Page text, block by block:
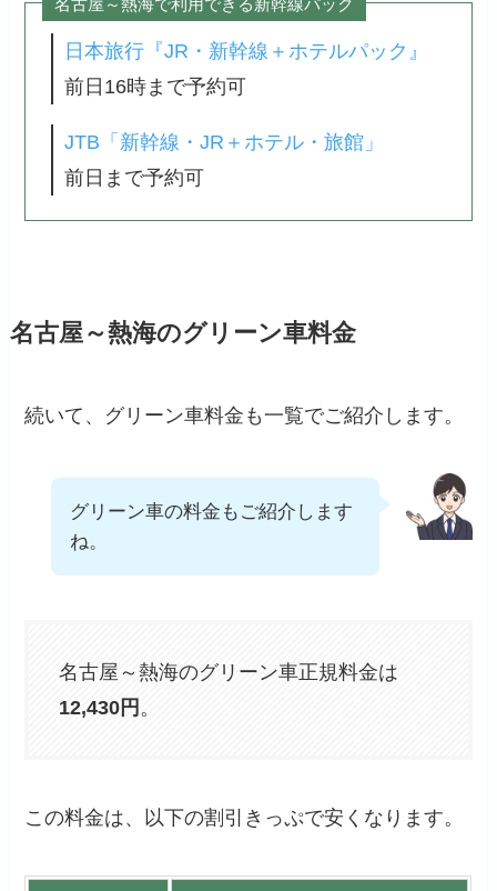
名古屋～熱海で利用できる新幹線パック
日本旅行『JR・新幹線＋ホテルパック』
前日16時まで予約可
JTB「新幹線・JR＋ホテル・旅館」
前日まで予約可
名古屋～熱海のグリーン車料金
続いて、グリーン車料金も一覧でご紹介します。
グリーン車の料金もご紹介します
ね。
名古屋～熱海のグリーン車正規料金は
12,430円 。
この料金は、以下の割引きっぷで安くなります。